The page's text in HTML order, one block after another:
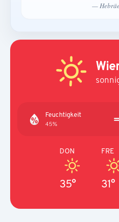
—
Feuchtigkeit
45%
DON
35°
FRE
31°